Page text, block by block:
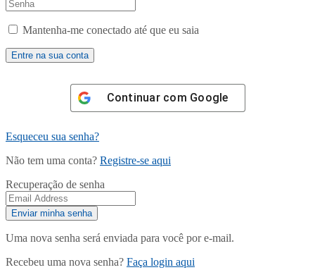
Mantenha-me conectado até que eu saia
Continuar com Google
Esqueceu sua senha?
Não tem uma conta? Registre-se aqui
Recuperação de senha
Uma nova senha será enviada para você por e-mail.
Recebeu uma nova senha? Faça login aqui